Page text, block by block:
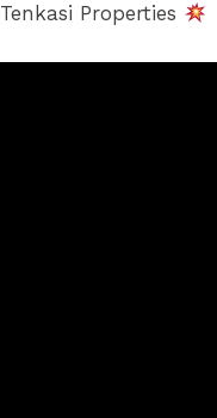
Tenkasi Properties